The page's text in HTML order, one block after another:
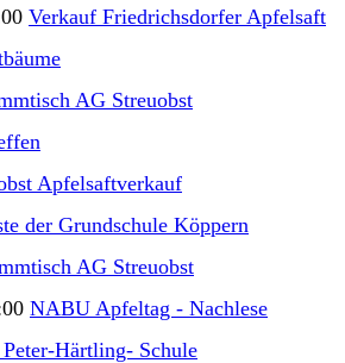
Verkauf Friedrichsdorfer Apfelsaft
AG Streuobst
Apfelsaftverkauf
der Grundschule Köppern
AG Streuobst
NABU Apfeltag - Nachlese
Peter-Härtling- Schule